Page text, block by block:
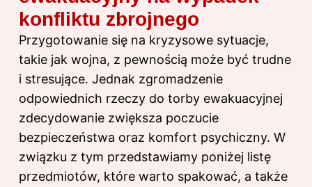
konfliktu zbrojnego
Przygotowanie się na kryzysowe sytuacje,
takie jak wojna, z pewnością może być trudne
i stresujące. Jednak zgromadzenie
odpowiednich rzeczy do torby ewakuacyjnej
zdecydowanie zwiększa poczucie
bezpieczeństwa oraz komfort psychiczny. W
związku z tym przedstawiamy poniżej listę
przedmiotów, które warto spakować, a także